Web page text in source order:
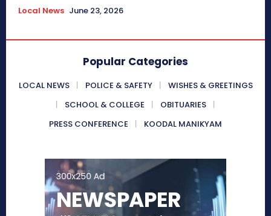
Local News June 23, 2026
Popular Categories
LOCAL NEWS POLICE & SAFETY
WISHES & GREETINGS
SCHOOL & COLLEGE
OBITUARIES
PRESS CONFERENCE
KOODAL MANIKYAM